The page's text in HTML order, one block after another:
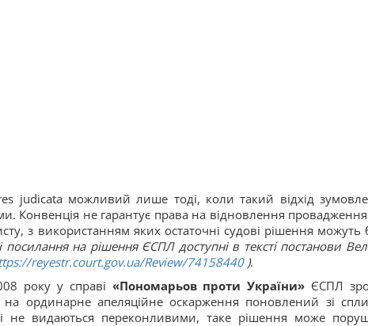
judicata можливий лише тоді, коли такий відхід
Конвенція не гарантує права на відновлення
з використанням яких остаточні судові рішення можуть
посилання на рішення ЄСПЛ доступні в тексті постанови
reyestr.court.gov.ua/Review/74158440).
року у справі «Пономарьов проти України» ЄСПЛ
ординарне апеляційне оскарження поновлений зі
не видаються переконливими, таке рішення може